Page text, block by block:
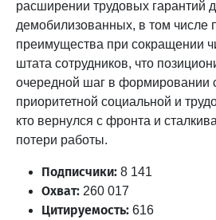
расширении трудовых гарантий
демобилизованных, в том числе
преимущества при сокращении
штата сотрудников, что
очередной шаг в формировании
приоритетной социальной и
кто вернулся с фронта и
потери работы.
Подписчики: 8 141
Охват: 260 017
Цитируемость: 616